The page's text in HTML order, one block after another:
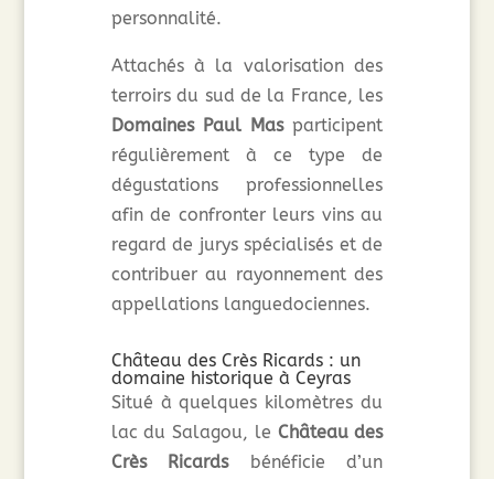
personnalité.
Attachés à la valorisation des
terroirs du sud de la France, les
Domaines Paul Masparticipent
régulièrement à ce type de
dégustations professionnelles
afin de confronter leurs vins au
regard de jurys spécialisés et de
contribuer au rayonnement des
appellations languedociennes.
Château des Crès Ricards : un
domaine historique à Ceyras
Situé à quelques kilomètres du
lac du Salagou, le Château des
Crès Ricardsbénéficie d’un